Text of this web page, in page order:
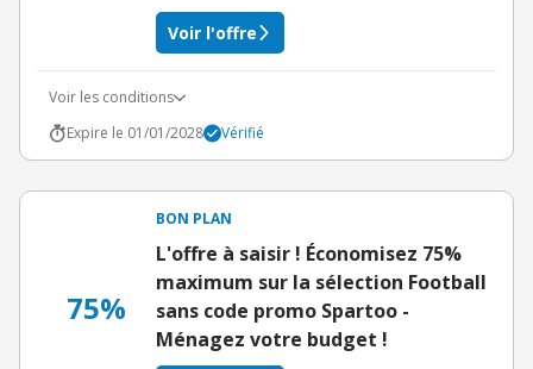
Voir l'offre
Voir les conditions
Expire le 01/01/2028
Vérifié
75%
BON PLAN
L'offre à saisir ! Économisez 75%
maximum sur la sélection Football
sans code promo Spartoo -
Ménagez votre budget !